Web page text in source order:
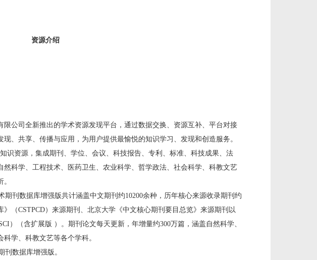
资源介绍
公司全新推出的学术资源发现平台，通过数据交换、资源互补、平台对接
、共享、传播与应用，为用户提供最愉悦的知识学习、发现和创造服务。
识资源，集成期刊、学位、会议、科技报告、专利、标准、科技成果、法
科学、工程技术、医药卫生、农业科学、哲学政法、社会科学、科教文艺
期刊数据库增强版共计涵盖中文期刊约10200余种，历年核心来源收录期刊约
（CSTPCD）来源期刊、北京大学《中文核心期刊要目总览》来源期刊以
）（含扩展版 ）。期刊论文每天更新，年增量约300万篇，涵盖自然科学、
学、科教文艺等各个学科。
数据库增强版。